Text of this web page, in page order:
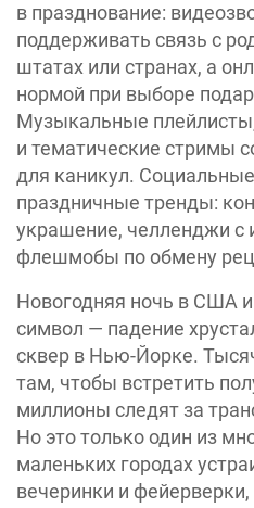
в празднование:
поддерживать связь с
штатах или странах, а
нормой при выборе
Музыкальные
и тематические стримы
для каникул.
праздничные тренды:
украшение, челленджи
флешмобы по обмену
Новогодняя ночь в США
символ — падение
сквер в Нью-Йорке.
там, чтобы встретить
миллионы следят за
Но это только один из
маленьких городах
вечеринки и